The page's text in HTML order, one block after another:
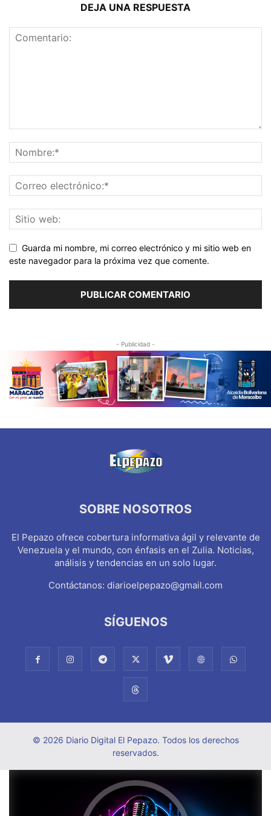
DEJA UNA RESPUESTA
Guarda mi nombre, mi correo electrónico y mi sitio web en
este navegador para la próxima vez que comente.
- Publicidad -
SOBRE NOSOTROS
El Pepazo ofrece cobertura informativa ágil y relevante de
Venezuela y el mundo, con énfasis en el Zulia. Noticias,
análisis y tendencias en un solo lugar.
Contáctanos: diarioelpepazo@gmail.com
SÍGUENOS
© 2026 Diario Digital El Pepazo. Todos los derechos
reservados.